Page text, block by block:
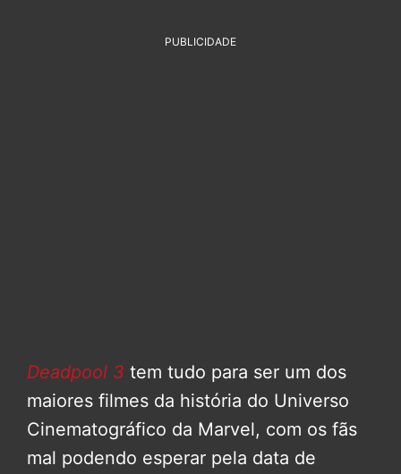
PUBLICIDADE
Deadpool 3 tem tudo para ser um dos
maiores filmes da história do Universo
Cinematográfico da Marvel, com os fãs
mal podendo esperar pela data de